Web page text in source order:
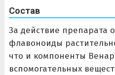
Состав
За действие препарата
флавоноиды
что и компоненты
вспомогательных